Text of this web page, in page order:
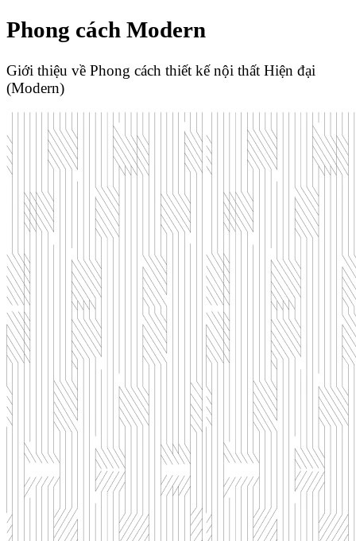
Phong cách Modern
Giới thiệu về Phong cách thiết kế nội thất Hiện đại
(Modern)